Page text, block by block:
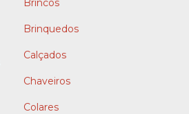
Brinquedos
Calçados
Chaveiros
Colares